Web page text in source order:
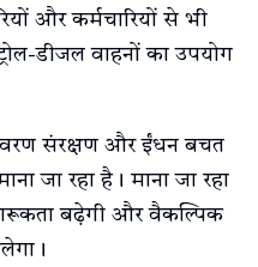
और कर्मचारियों से भी
डीजल वाहनों का उपयोग
संरक्षण और ईंधन बचत
जा रहा है। माना जा रहा
बढ़ेगी और वैकल्पिक